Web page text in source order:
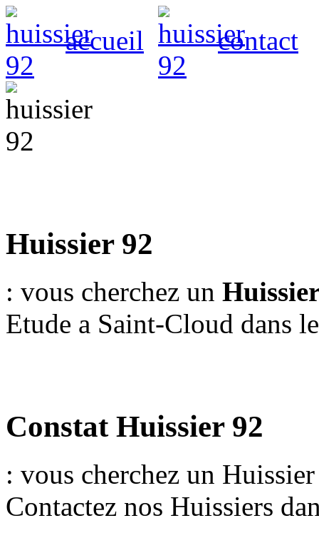
accueil contact
Huissier 92
: vous cherchez un
Etude a Saint-Cloud dans
Constat Huissier 92
: vous cherchez un
Contactez nos Huissiers